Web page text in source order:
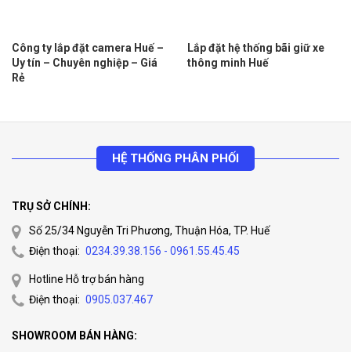
Công ty lắp đặt camera Huế –
Uy tín – Chuyên nghiệp – Giá
Rẻ
Lắp đặt hệ thống bãi giữ xe
thông minh Huế
HỆ THỐNG PHÂN PHỐI
TRỤ SỞ CHÍNH:
Số 25/34 Nguyễn Tri Phương, Thuận Hóa, TP. Huế
Điện thoại: 0234.39.38.156 - 0961.55.45.45
Hotline Hỗ trợ bán hàng
Điện thoại: 0905.037.467
SHOWROOM BÁN HÀNG: